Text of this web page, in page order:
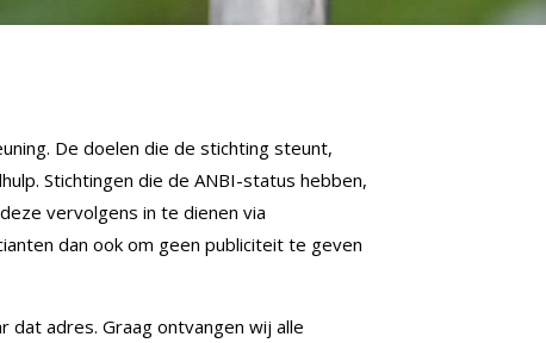
De doelen die de stichting steunt,
Stichtingen die de ANBI-status hebben,
vervolgens in te dienen via
dan ook om geen publiciteit te geven
adres. Graag ontvangen wij alle